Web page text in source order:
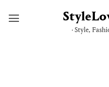
· Style,